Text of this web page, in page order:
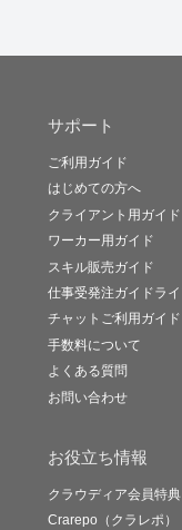
サポート
ご利用ガイド
はじめての方へ
クライアント用ガイド
ワーカー用ガイド
スキル販売ガイド
仕事受発注ガイドラ
チャットご利用ガイド
手数料について
よくある質問
お問い合わせ
お役立ち情報
クラウディア会員特典
Crarepo（クラレポ）